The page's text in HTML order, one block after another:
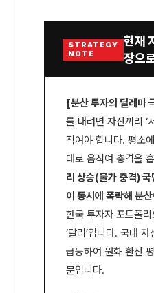
STRATEGY
NOTE
현재
장으
[분산 투자의 딜레마
를 내려면 자산끼리 ‘
직여야 합니다. 평소
대로 움직여 충격을
리 상승(물가 충격)
이 동시에 폭락해 분
한국 투자자 포트폴
‘달러’입니다. 국내
급등하여 원화 환산
문입니다.